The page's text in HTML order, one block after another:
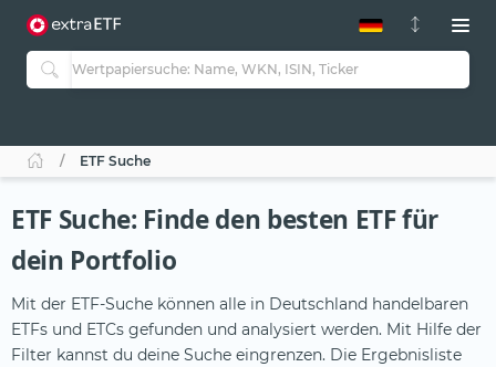
ETF-Guide 2.0
Guide Aktive ETFs
ETF-Sparpläne
ETF Suche
ETF Suche: Finde den besten ETF für
dein Portfolio
Mit der ETF-Suche können alle in Deutschland handelbaren
ETFs und ETCs gefunden und analysiert werden. Mit Hilfe der
Filter kannst du deine Suche eingrenzen. Die Ergebnisliste